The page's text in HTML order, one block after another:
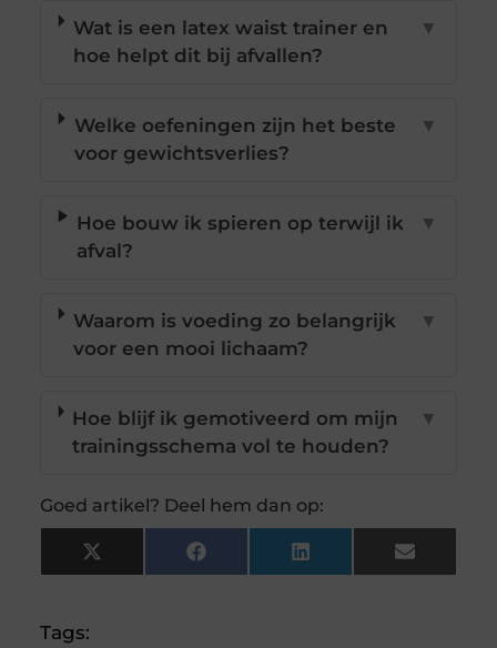
Wat is een latex waist trainer en
hoe helpt dit bij afvallen?
▼
Welke oefeningen zijn het beste
voor gewichtsverlies?
▼
Hoe bouw ik spieren op terwijl ik
afval?
▼
Waarom is voeding zo belangrijk
voor een mooi lichaam?
▼
Hoe blijf ik gemotiveerd om mijn
trainingsschema vol te houden?
▼
Goed artikel? Deel hem dan op:
X
(Twitter)
Facebook LinkedIn Email
Tags: